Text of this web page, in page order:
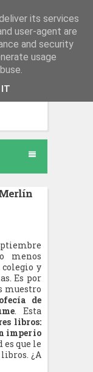
de
lo
menos
y
Es por
muestro
de
. Esta
libros:
imperio
es que le
¿A
its services
user-agent are
and security
usage
IT